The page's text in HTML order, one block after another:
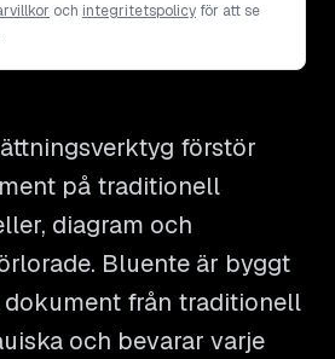
och integritetspolicy för att se
förstör
på traditionell
diagram och
Bluente är byggt
dokument från traditionell
och bevarar varje